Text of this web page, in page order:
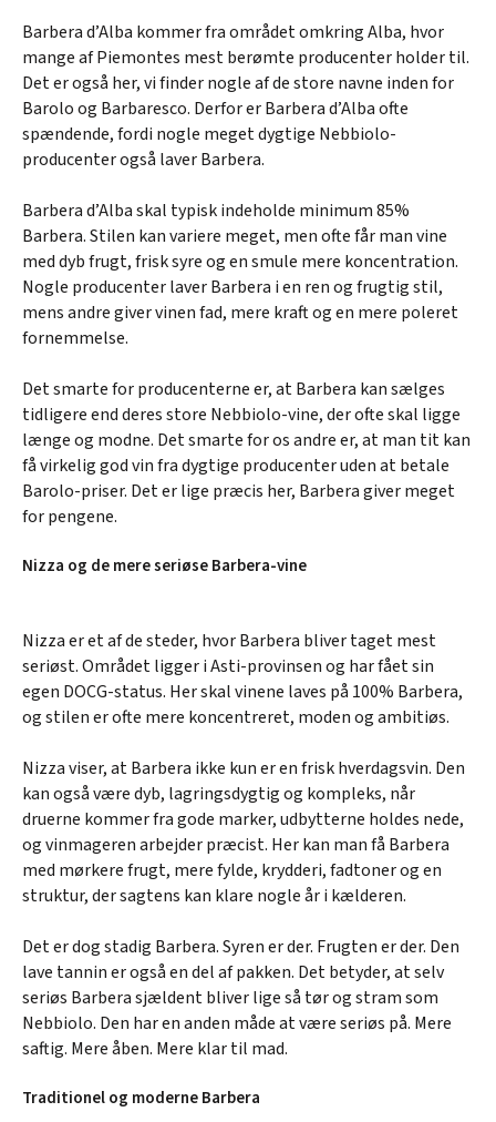
Barbera d’Alba kommer fra området omkring Alba, hvor
mange af Piemontes mest berømte producenter holder til.
Det er også her, vi finder nogle af de store navne inden for
Barolo og Barbaresco. Derfor er Barbera d’Alba ofte
spændende, fordi nogle meget dygtige Nebbiolo-
producenter også laver Barbera.
Barbera d’Alba skal typisk indeholde minimum 85%
Barbera. Stilen kan variere meget, men ofte får man vine
med dyb frugt, frisk syre og en smule mere koncentration.
Nogle producenter laver Barbera i en ren og frugtig stil,
mens andre giver vinen fad, mere kraft og en mere poleret
fornemmelse.
Det smarte for producenterne er, at Barbera kan sælges
tidligere end deres store Nebbiolo-vine, der ofte skal ligge
længe og modne. Det smarte for os andre er, at man tit kan
få virkelig god vin fra dygtige producenter uden at betale
Barolo-priser. Det er lige præcis her, Barbera giver meget
for pengene.
Nizza og de mere seriøse Barbera-vine
Nizza er et af de steder, hvor Barbera bliver taget mest
seriøst. Området ligger i Asti-provinsen og har fået sin
egen DOCG-status. Her skal vinene laves på 100% Barbera,
og stilen er ofte mere koncentreret, moden og ambitiøs.
Nizza viser, at Barbera ikke kun er en frisk hverdagsvin. Den
kan også være dyb, lagringsdygtig og kompleks, når
druerne kommer fra gode marker, udbytterne holdes nede,
og vinmageren arbejder præcist. Her kan man få Barbera
med mørkere frugt, mere fylde, krydderi, fadtoner og en
struktur, der sagtens kan klare nogle år i kælderen.
Det er dog stadig Barbera. Syren er der. Frugten er der. Den
lave tannin er også en del af pakken. Det betyder, at selv
seriøs Barbera sjældent bliver lige så tør og stram som
Nebbiolo. Den har en anden måde at være seriøs på. Mere
saftig. Mere åben. Mere klar til mad.
Traditionel og moderne Barbera